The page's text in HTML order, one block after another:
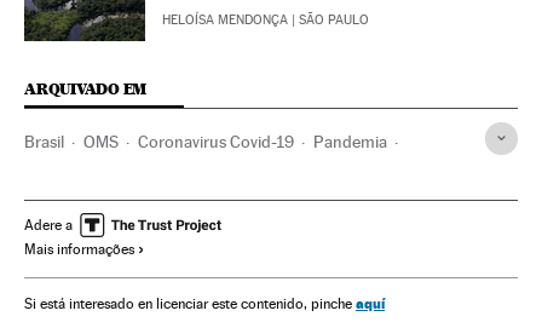
HELOÍSA MENDONÇA | SÃO PAULO
ARQUIVADO EM
Brasil OMS Coronavirus Covid-19 Pandemia
Ministério Saúde
Adere a
Mais informações
Si está interesado en licenciar este contenido, pinche aquí